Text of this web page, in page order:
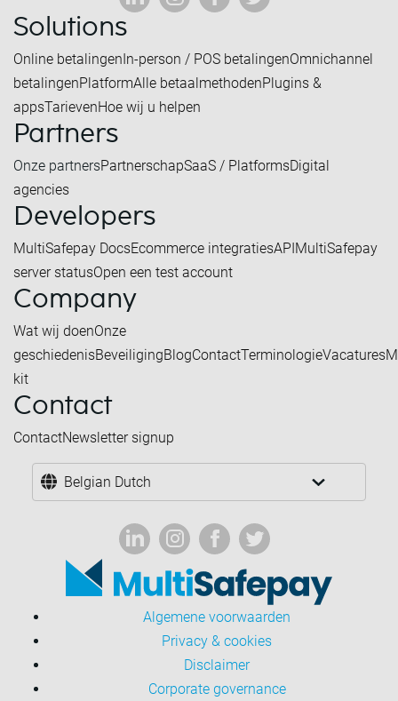
Solutions
Online betalingenIn-person / POS betalingenOmnichannel
betalingenPlatformAlle betaalmethodenPlugins &
appsTarievenHoe wij u helpen
Partners
Onze partnersPartnerschapSaaS / PlatformsDigital
agencies
Developers
MultiSafepay DocsEcommerce integratiesAPIMultiSafepay
server statusOpen een test account
Company
Wat wij doenOnze
geschiedenisBeveiligingBlogContactTerminologieVacatures
kit
Contact
ContactNewsletter signup
Belgian Dutch
Algemene voorwaarden
Privacy & cookies
Disclaimer
Corporate governance